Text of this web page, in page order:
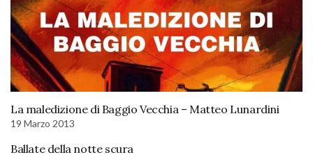
La maledizione di Baggio Vecchia – Matteo Lunardini
19 Marzo 2013
Ballate della notte scura